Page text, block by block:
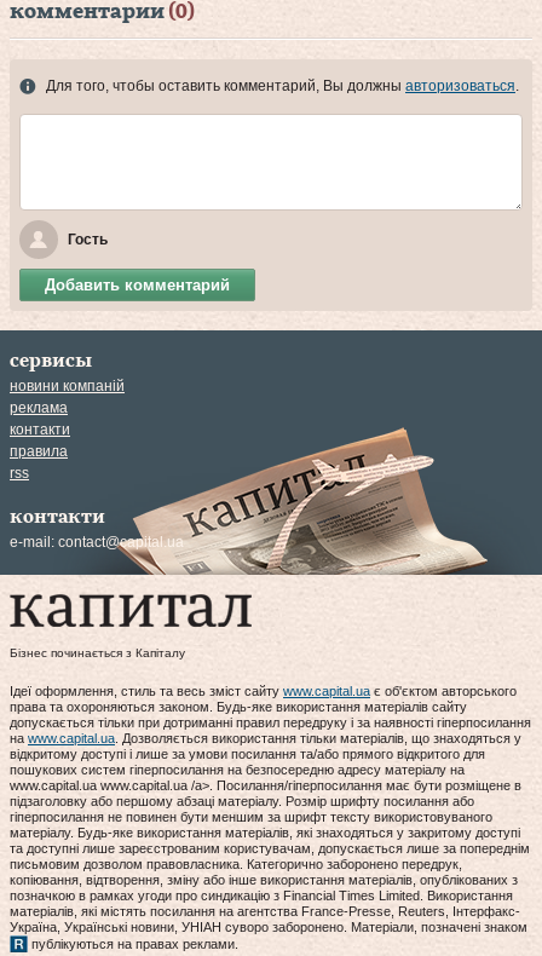
комментарии (0)
Для того, чтобы оставить комментарий, Вы должны авторизоваться.
Гость
Добавить комментарий
сервисы
новини компаній
реклама
контакти
правила
rss
контакти
e-mail: contact@capital.ua
Бізнес починається з Капіталу
Ідеї оформлення, стиль та весь зміст сайту www.capital.uaє об'єктом авторського
права та охороняються законом. Будь-яке використання матеріалів сайту
допускається тільки при дотриманні правил передруку і за наявності гіперпосилання
на www.capital.ua. Дозволяється використання тільки матеріалів, що знаходяться у
відкритому доступі і лише за умови посилання та/або прямого відкритого для
пошукових систем гіперпосилання на безпосередню адресу матеріалу на
www.capital.ua www.capital.ua /a>. Посилання/гіперпосилання має бути розміщене в
підзаголовку або першому абзаці матеріалу. Розмір шрифту посилання або
гіперпосилання не повинен бути меншим за шрифт тексту використовуваного
матеріалу. Будь-яке використання матеріалів, які знаходяться у закритому доступі
та доступні лише зареєстрованим користувачам, допускається лише за попереднім
письмовим дозволом правовласника. Категорично заборонено передрук,
копіювання, відтворення, зміну або інше використання матеріалів, опублікованих з
позначкою в рамках угоди про синдикацію з Financial Times Limited. Використання
матеріалів, які містять посилання на агентства France-Presse, Reuters, Інтерфакс-
Україна, Українські новини, УНІАН суворо заборонено. Матеріали, позначені знаком
публікуються на правах реклами.